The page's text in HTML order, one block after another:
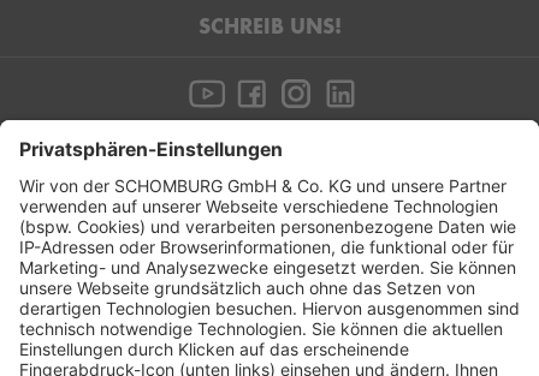
SCHREIB UNS!
Newsletter
Jetzt anmelden und nichts mehr verpassen!
JETZT ANMELDEN!